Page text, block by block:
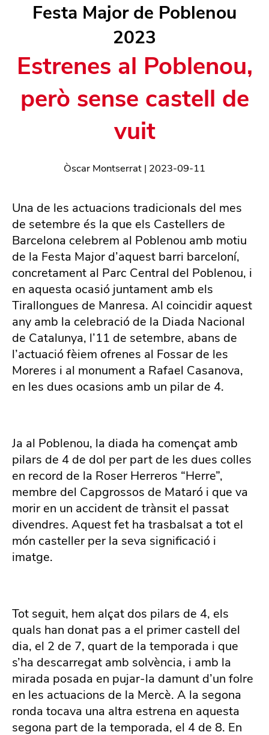
Festa Major de Poblenou
2023
Estrenes al Poblenou,
però sense castell de
vuit
Òscar Montserrat | 2023-09-11
Una de les actuacions tradicionals del mes
de setembre és la que els Castellers de
Barcelona celebrem al Poblenou amb motiu
de la Festa Major d’aquest barri barceloní,
concretament al Parc Central del Poblenou, i
en aquesta ocasió juntament amb els
Tirallongues de Manresa. Al coincidir aquest
any amb la celebració de la Diada Nacional
de Catalunya, l’11 de setembre, abans de
l’actuació fèiem ofrenes al Fossar de les
Moreres i al monument a Rafael Casanova,
en les dues ocasions amb un pilar de 4.
Ja al Poblenou, la diada ha començat amb
pilars de 4 de dol per part de les dues colles
en record de la Roser Herreros “Herre”,
membre del Capgrossos de Mataró i que va
morir en un accident de trànsit el passat
divendres. Aquest fet ha trasbalsat a tot el
món casteller per la seva significació i
imatge.
Tot seguit, hem alçat dos pilars de 4, els
quals han donat pas a el primer castell del
dia, el 2 de 7, quart de la temporada i que
s’ha descarregat amb solvència, i amb la
mirada posada en pujar-la damunt d’un folre
en les actuacions de la Mercè. A la segona
ronda tocava una altra estrena en aquesta
segona part de la temporada, el 4 de 8. En